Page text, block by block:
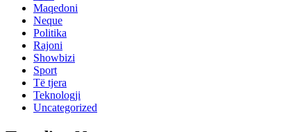
Maqedoni
Neque
Politika
Rajoni
Showbizi
Sport
Të tjera
Teknologji
Uncategorized